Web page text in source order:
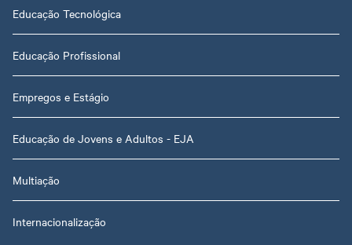
Educação Tecnológica
Educação Profissional
Empregos e Estágio
Educação de Jovens e Adultos - EJA
Multiação
Internacionalização